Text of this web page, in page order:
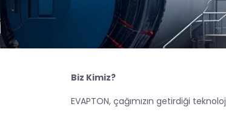
Biz Kimiz?
EVAPTON, çağımızın getirdiği